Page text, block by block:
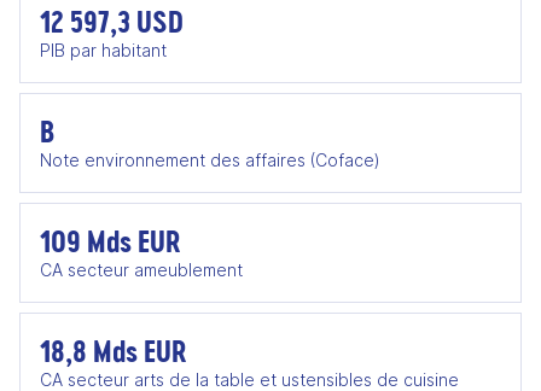
12 597,3 USD
PIB par habitant
B
Note environnement des affaires (Coface)
109 Mds EUR
CA secteur ameublement
18,8 Mds EUR
CA secteur arts de la table et ustensibles de cuisine